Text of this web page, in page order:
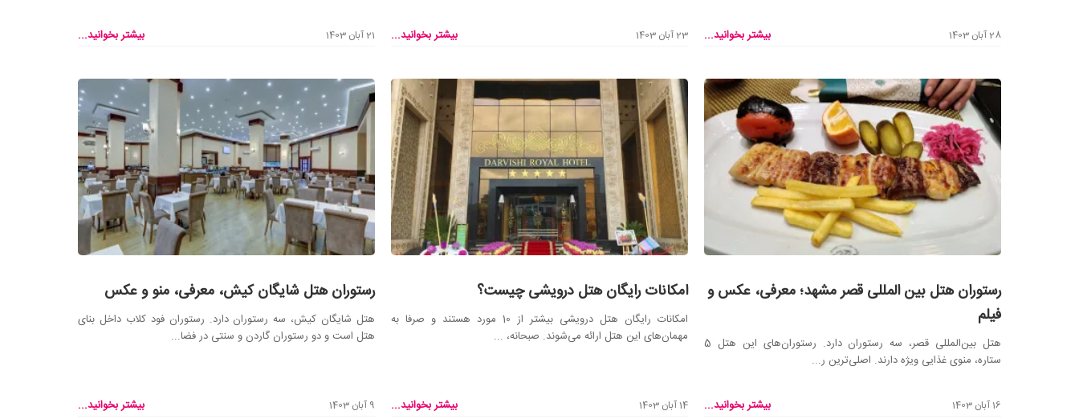
28 آبان 1403 بیشتر بخوانید... 23 آبان 1403 بیشتر بخوانید... 21 آبان 1403 بیشتر بخوانید...
رستوران هتل بین المللی قصر مشهد؛ معرفی، عکس و
فیلم
هتل بین‌المللی قصر، سه رستوران دارد. رستوران‌های این هتل 5
ستاره، منوی غذایی ویژه دارند. اصلی‌ترین ر...
16 آبان 1403 بیشتر بخوانید...
امکانات رایگان هتل درویشی چیست؟
امکانات رایگان هتل درویشی بیشتر از 10 مورد هستند و صرفا به
مهمان‌های این هتل ارائه می‌شوند. صبحانه، ...
14 آبان 1403 بیشتر بخوانید...
رستوران هتل شایگان کیش، معرفی، منو و عکس
هتل شایگان کیش، سه رستوران دارد. رستوران فود کلاب داخل بنای
هتل است و دو رستوران گاردن و سنتی در فضا...
9 آبان 1403 بیشتر بخوانید...